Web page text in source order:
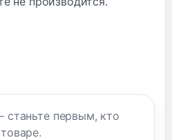
первым, кто